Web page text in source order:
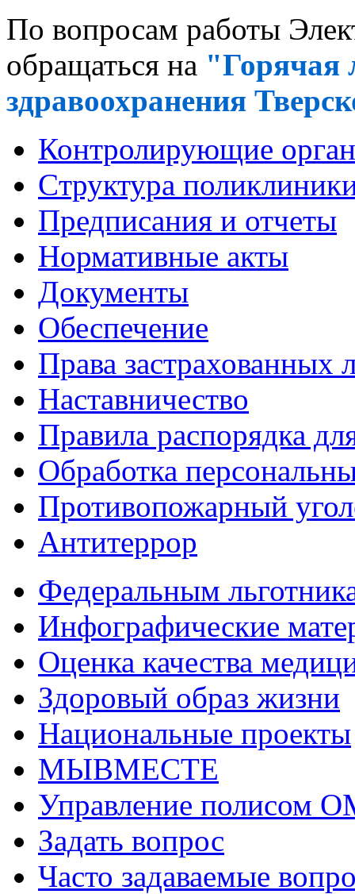
По вопросам работы
обращаться на "Горячая
здравоохранения
Контролирующие
Cтруктура
Предписания и отчеты
Нормативные акты
Документы
Обеспечение
Права застрахованных
Наставничество
Правила распорядка
Обработка
Противопожарный
Антитеррор
Федеральным
Инфографические
Оценка качества
Здоровый образ жизни
Национальные проекты
МЫВМЕСТЕ
Управление полисом
Задать вопрос
Часто задаваемые